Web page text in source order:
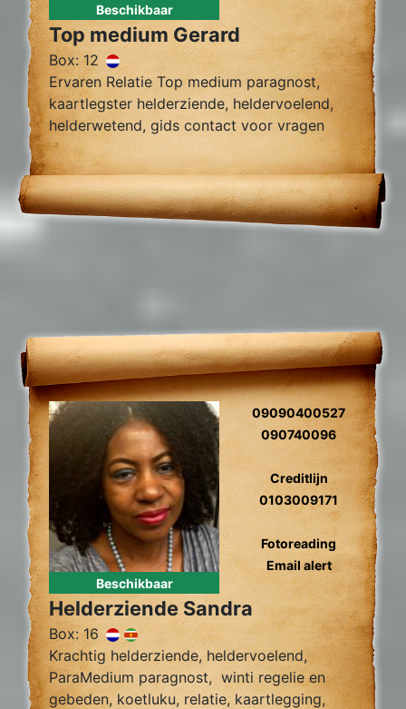
Beschikbaar
Top medium Gerard
Box: 12
Ervaren Relatie Top medium paragnost,
kaartlegster helderziende, heldervoelend,
helderwetend, gids contact voor vragen
over relatie problemen, tweelingzielen,
Beschikbaar
09090400527
090740096
Creditlijn
0103009171
Fotoreading
Email alert
Helderziende Sandra
Box: 16
Krachtig helderziende, heldervoelend,
ParaMedium paragnost, winti regelie en
gebeden, koetluku, relatie, kaartlegging,